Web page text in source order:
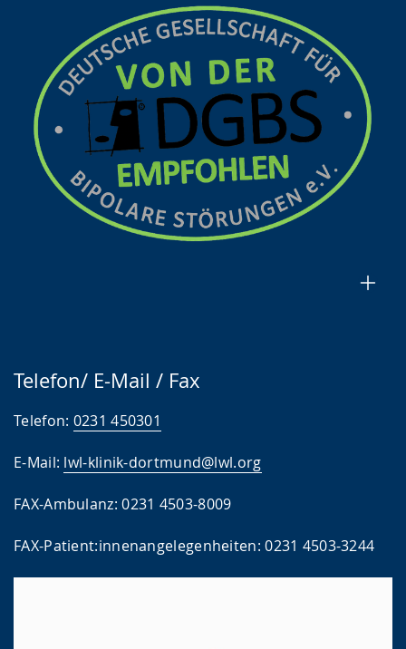
Telefon/ E-Mail / Fax
Telefon: 0231 450301
E-Mail: lwl-klinik-dortmund@lwl.org
FAX-Ambulanz: 0231 4503-8009
FAX-Patient:innenangelegenheiten: 0231 4503-3244